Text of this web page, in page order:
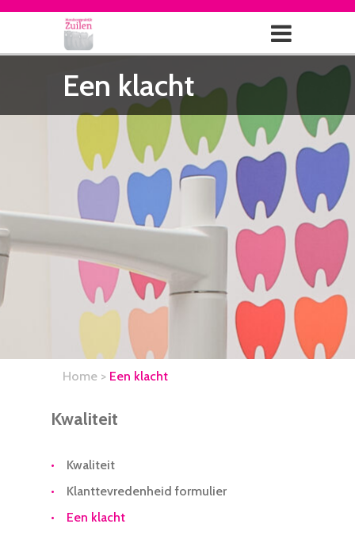
Een klacht
Home > Een klacht
Kwaliteit
Kwaliteit
Klanttevredenheid formulier
Een klacht